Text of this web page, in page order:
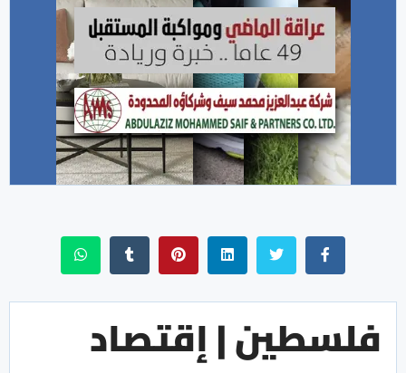
فلسطين | إقتصاد